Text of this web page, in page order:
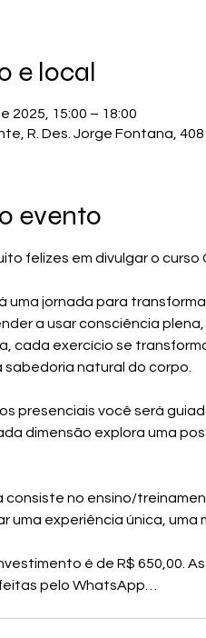
e local
2025, 15:00 – 18:00
R. Des. Jorge Fontana,
evento
felizes em divulgar o
uma jornada para
a usar consciência
cada exercício se
natural do corpo.
presenciais você será
dimensão explora uma
consiste no ensino/
uma experiência única, uma
é de R$ 650,00.
pelo WhatsApp…